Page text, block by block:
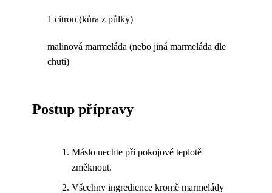
1 citron (kůra z půlky)
malinová marmeláda (nebo jiná marmeláda dle
chuti)
Postup přípravy
Máslo nechte při pokojové teplotě
změknout.
Všechny ingredience kromě marmelády